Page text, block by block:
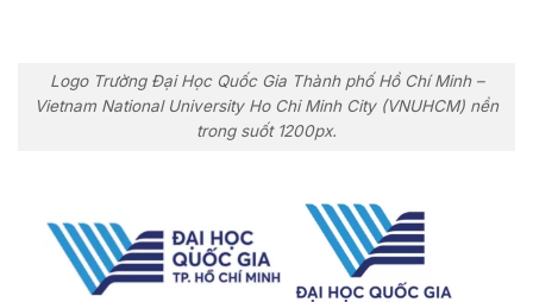
Logo Trường Đại Học Quốc Gia Thành phố Hồ Chí Minh –
Vietnam National University Ho Chi Minh City (VNUHCM) nền
trong suốt 1200px.